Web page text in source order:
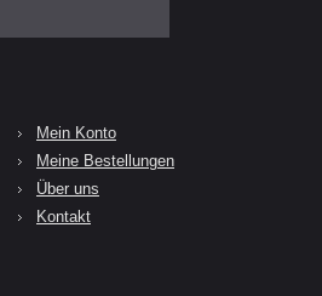
Mein Konto
Meine Bestellungen
Über uns
Kontakt